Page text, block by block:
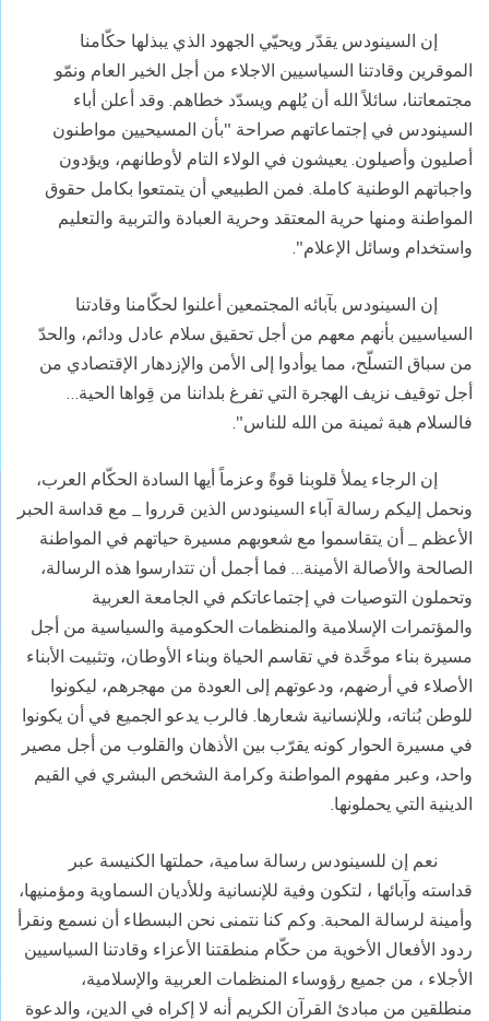
إن السينودس يقدّر ويحيّي الجهود الذي يبذلها حكّامنا
الموقرين وقادتنا السياسيين الاجلاء من أجل الخير العام ونمّو
مجتمعاتنا، سائلاً الله أن يُلهم ويسدّد خطاهم. وقد أعلن أباء
السينودس في إجتماعاتهم صراحة "بأن المسيحيين مواطنون
أصليون وأصيلون. يعيشون في الولاء التام لأوطانهم، ويؤدون
واجباتهم الوطنية كاملة. فمن الطبيعي أن يتمتعوا بكامل حقوق
المواطنة ومنها حرية المعتقد وحرية العبادة والتربية والتعليم
واستخدام وسائل الإعلام".
إن السينودس بآبائه المجتمعين أعلنوا لحكّامنا وقادتنا
السياسيين بأنهم معهم من أجل تحقيق سلام عادل ودائم، والحدّ
من سباق التسلّح، مما يوأدوا إلى الأمن والإزدهار الإقتصادي من
أجل توقيف نزيف الهجرة التي تفرغ بلداننا من قِواها الحية…
فالسلام هبة ثمينة من الله للناس".
إن الرجاء يملأ قلوبنا قوةً وعزماً أيها السادة الحكّام العرب،
ونحمل إليكم رسالة آباء السينودس الذين قرروا _ مع قداسة الحبر
الأعظم _ أن يتقاسموا مع شعوبهم مسيرة حياتهم في المواطنة
الصالحة والأصالة الأمينة… فما أجمل أن تتدارسوا هذه الرسالة،
وتحملون التوصيات في إجتماعاتكم في الجامعة العربية
والمؤتمرات الإسلامية والمنظمات الحكومية والسياسية من أجل
مسيرة بناء موحَّدة في تقاسم الحياة وبناء الأوطان، وتثبيت الأبناء
الأصلاء في أرضهم، ودعوتهم إلى العودة من مهجرهم، ليكونوا
للوطن بُناته، وللإنسانية شعارها. فالرب يدعو الجميع في أن يكونوا
في مسيرة الحوار كونه يقرّب بين الأذهان والقلوب من أجل مصير
واحد، وعبر مفهوم المواطنة وكرامة الشخص البشري في القيم
الدينية التي يحملونها.
نعم إن للسينودس رسالة سامية، حملتها الكنيسة عبر
قداسته وآبائها ، لتكون وفية للإنسانية وللأديان السماوية ومؤمنيها،
وأمينة لرسالة المحبة. وكم كنا نتمنى نحن البسطاء أن نسمع ونقرأ
ردود الأفعال الأخوية من حكّام منطقتنا الأعزاء وقادتنا السياسيين
الأجلاء ، من جميع رؤوساء المنظمات العربية والإسلامية،
منطلقين من مبادئ القرآن الكريم أنه لا إكراه في الدين، والدعوة